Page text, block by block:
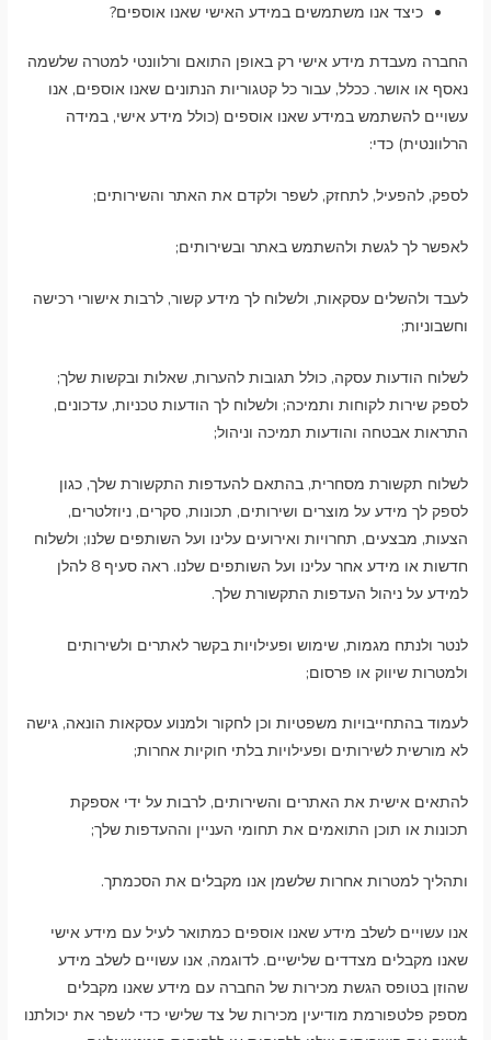
כיצד אנו משתמשים במידע האישי שאנו אוספים?
החברה מעבדת מידע אישי רק באופן התואם ורלוונטי למטרה שלשמה
נאסף או אושר. ככלל, עבור כל קטגוריות הנתונים שאנו אוספים, אנו
עשויים להשתמש במידע שאנו אוספים (כולל מידע אישי, במידה
הרלוונטית) כדי:
לספק, להפעיל, לתחזק, לשפר ולקדם את האתר והשירותים;
לאפשר לך לגשת ולהשתמש באתר ובשירותים;
לעבד ולהשלים עסקאות, ולשלוח לך מידע קשור, לרבות אישורי רכישה
וחשבוניות;
לשלוח הודעות עסקה, כולל תגובות להערות, שאלות ובקשות שלך;
לספק שירות לקוחות ותמיכה; ולשלוח לך הודעות טכניות, עדכונים,
התראות אבטחה והודעות תמיכה וניהול;
לשלוח תקשורת מסחרית, בהתאם להעדפות התקשורת שלך, כגון
לספק לך מידע על מוצרים ושירותים, תכונות, סקרים, ניוזלטרים,
הצעות, מבצעים, תחרויות ואירועים עלינו ועל השותפים שלנו; ולשלוח
חדשות או מידע אחר עלינו ועל השותפים שלנו. ראה סעיף 8 להלן
למידע על ניהול העדפות התקשורת שלך.
לנטר ולנתח מגמות, שימוש ופעילויות בקשר לאתרים ולשירותים
ולמטרות שיווק או פרסום;
לעמוד בהתחייבויות משפטיות וכן לחקור ולמנוע עסקאות הונאה, גישה
לא מורשית לשירותים ופעילויות בלתי חוקיות אחרות;
להתאים אישית את האתרים והשירותים, לרבות על ידי אספקת
תכונות או תוכן התואמים את תחומי העניין וההעדפות שלך;
ותהליך למטרות אחרות שלשמן אנו מקבלים את הסכמתך.
אנו עשויים לשלב מידע שאנו אוספים כמתואר לעיל עם מידע אישי
שאנו מקבלים מצדדים שלישיים. לדוגמה, אנו עשויים לשלב מידע
שהוזן בטופס הגשת מכירות של החברה עם מידע שאנו מקבלים
מספק פלטפורמת מודיעין מכירות של צד שלישי כדי לשפר את יכולתנו